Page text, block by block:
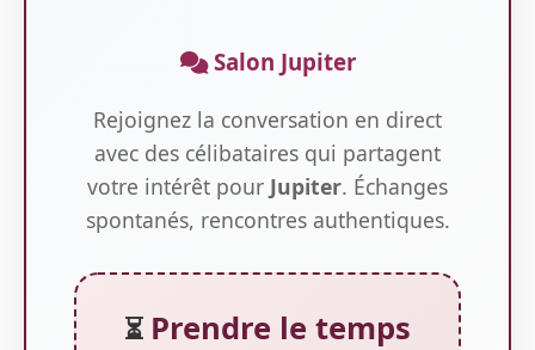
Salon Jupiter
Rejoignez la conversation en direct
avec des célibataires qui partagent
votre intérêt pour Jupiter. Échanges
spontanés, rencontres authentiques.
⏳ Prendre le temps